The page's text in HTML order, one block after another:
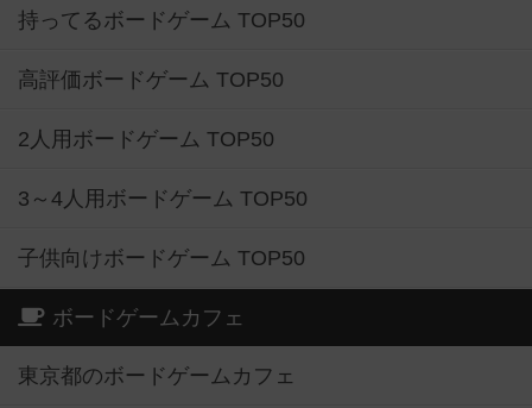
持ってるボードゲーム TOP50
高評価ボードゲーム TOP50
2人用ボードゲーム TOP50
3～4人用ボードゲーム TOP50
子供向けボードゲーム TOP50
ボードゲームカフェ
東京都のボードゲームカフェ